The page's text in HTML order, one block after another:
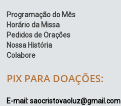
Programação do Mês
Horário da Missa
Pedidos de Orações
Nossa História
Colabore
PIX PARA DOAÇÕES:
E-mail: saocristovaoluz@gmail.com